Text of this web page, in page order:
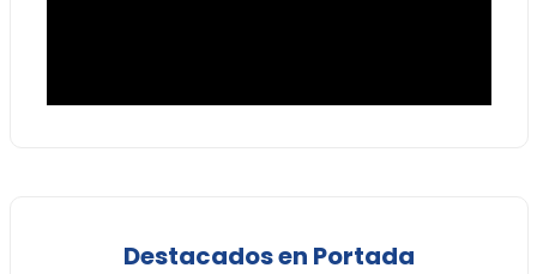
Destacados en Portada